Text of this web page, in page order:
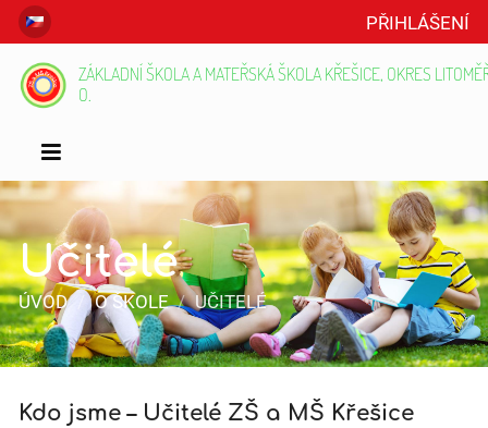
PŘIHLÁŠENÍ
ZÁKLADNÍ ŠKOLA A MATEŘSKÁ ŠKOLA KŘEŠICE, OKRES
O.
Učitelé
ÚVOD O ŠKOLE / UČITELÉ
Učitelé
Kdo jsme – Učitelé ZŠ a MŠ Křešice